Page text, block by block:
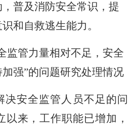
普及消防安全常识，提
和自救逃生能力。
监管力量相对不足，安全
强”的问题研究处理情况
决安全监管人员不足的问
以来，工作职能已增加，